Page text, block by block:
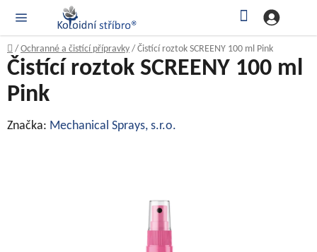
obsah
Domů
/ Ochranné a čistící přípravky / Čistící roztok SCREENY 100 ml Pink
Čistící roztok SCREENY 100 ml
Pink
Značka: Mechanical Sprays, s.r.o.